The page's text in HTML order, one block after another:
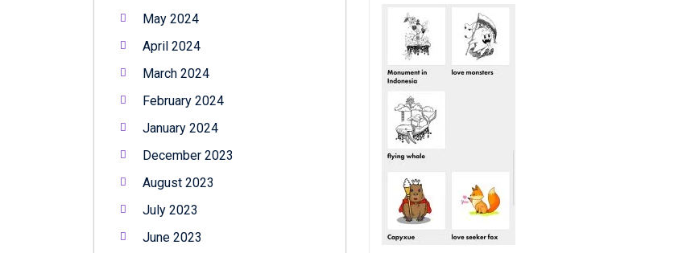
May 2024
April 2024
March 2024
February 2024
January 2024
December 2023
August 2023
July 2023
June 2023